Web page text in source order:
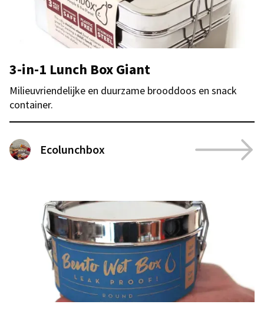
3-in-1 Lunch Box Giant
Milieuvriendelijke en duurzame brooddoos en snack
container.
Ecolunchbox